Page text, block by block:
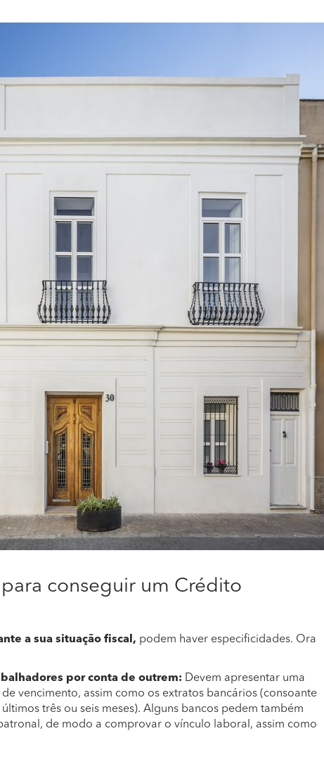
conseguir um Crédito
a sua situação fiscal, podem haver especificidades. Ora
por conta de outrem: Devem apresentar uma
vencimento, assim como os extratos bancários (consoante
três ou seis meses). Alguns bancos pedem também
de modo a comprovar o vínculo laboral, assim como